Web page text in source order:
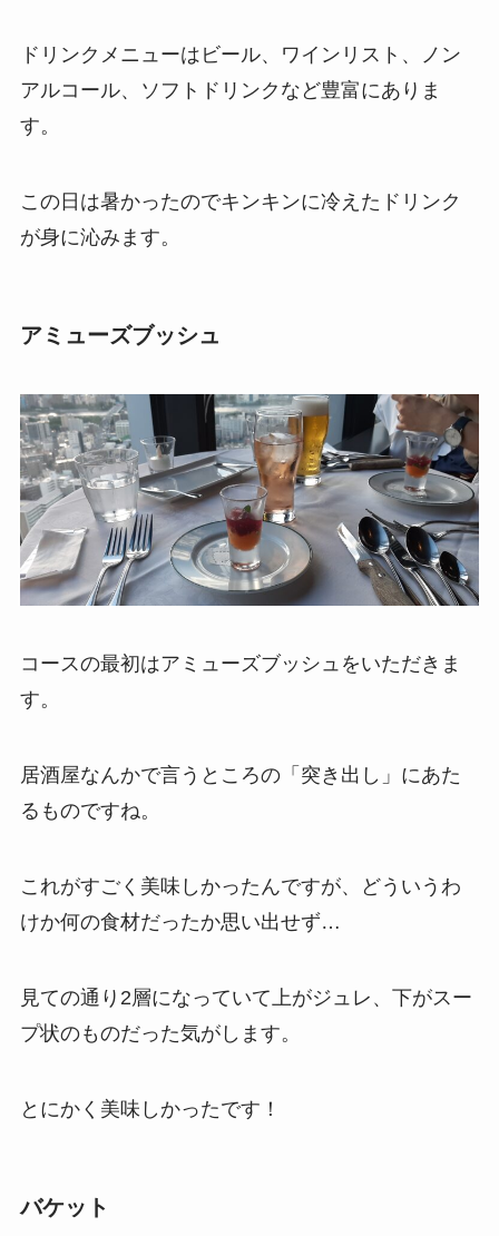
ドリンクメニューはビール、ワインリスト、ノン
アルコール、ソフトドリンクなど豊富にありま
す。
この日は暑かったのでキンキンに冷えたドリンク
が身に沁みます。
アミューズブッシュ
コースの最初はアミューズブッシュをいただきま
す。
居酒屋なんかで言うところの「突き出し」にあた
るものですね。
これがすごく美味しかったんですが、どういうわ
けか何の食材だったか思い出せず…
見ての通り2層になっていて上がジュレ、下がスー
プ状のものだった気がします。
とにかく美味しかったです！
バケット